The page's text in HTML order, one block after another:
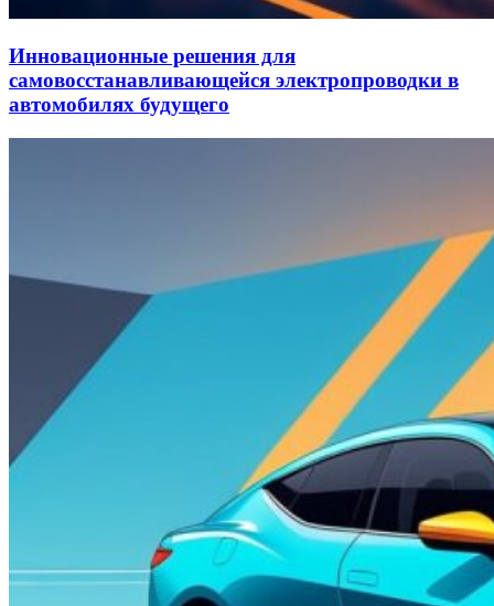
Инновационные решения для
самовосстанавливающейся электропроводки в
автомобилях будущего